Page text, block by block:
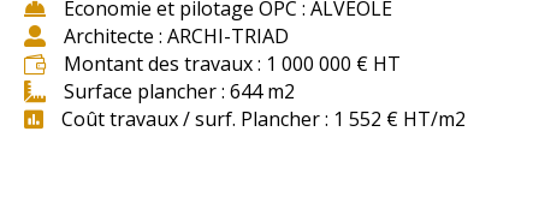
 Economie et pilotage OPC : ALVEOLE
 Architecte : ARCHI-TRIAD
 Montant des travaux : 1 000 000 € HT
 Surface plancher : 644 m2
 Coût travaux / surf. Plancher : 1 552 € HT/m2